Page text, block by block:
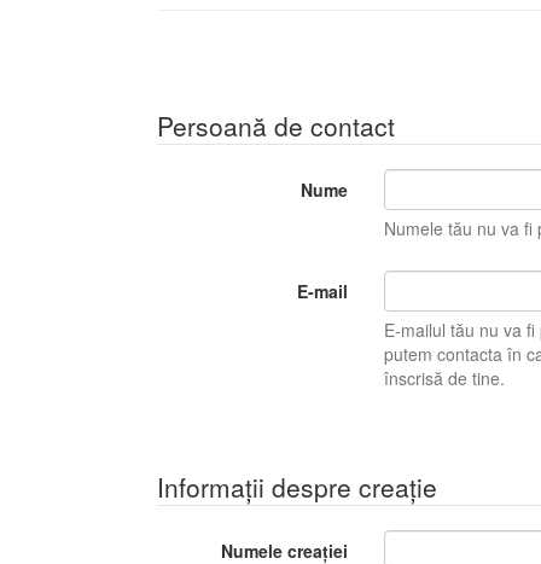
Persoană de contact
Nume
Numele tău nu va fi
E-mail
E-mailul tău nu va fi
putem contacta în
înscrisă de tine.
Informații despre creație
Numele creației